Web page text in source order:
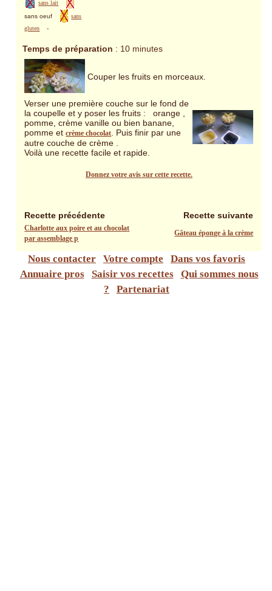
sans lait
sans oeuf
sans
gluten
-
Temps de préparation : 10 minutes
Couper les fruits en morceaux.
Verser une première couche sur le fond de
la coupelle et y poser les fruits : orange ,
pomme, crème vanille ou bien banane,
pomme etcrème chocolat
. Puis finir par une
autre couche de crème .
Voilà une recette facile et rapide.
Donnez votre avis sur cette recette.
Recette précédente Recette suivante
Charlotte aux poire et au chocolat
par assemblage p
Gâteau éponge à la crème
Nous contacter Votre compte
Dans vos favoris
Annuaire pros
Saisir vos recettes
Qui sommes nous
?
Partenariat